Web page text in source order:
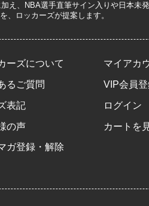
え、NBA選手直筆サイン入りや日本未
、ロッカーズが提案します。
ーズについて
るご質問
表記
の声
ガ登録・解除
マイアカ
VIP会員
ログイン
カートを